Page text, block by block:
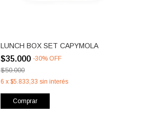
LUNCH BOX SET CAPYMOLA
$35.000 -30%OFF
$50.000
6 x$5.833,33 sin interés
Comprar